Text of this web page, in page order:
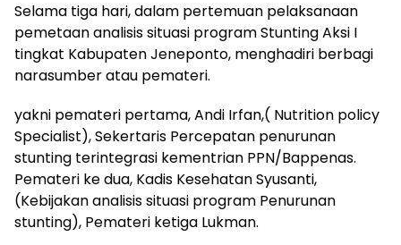
Selama tiga hari, dalam pertemuan pelaksanaan
pemetaan analisis situasi program Stunting Aksi I
tingkat Kabupaten Jeneponto, menghadiri berbagi
narasumber atau pemateri.
yakni pemateri pertama, Andi Irfan,( Nutrition policy
Specialist), Sekertaris Percepatan penurunan
stunting terintegrasi kementrian PPN/Bappenas.
Pemateri ke dua, Kadis Kesehatan Syusanti,
(Kebijakan analisis situasi program Penurunan
stunting), Pemateri ketiga Lukman.